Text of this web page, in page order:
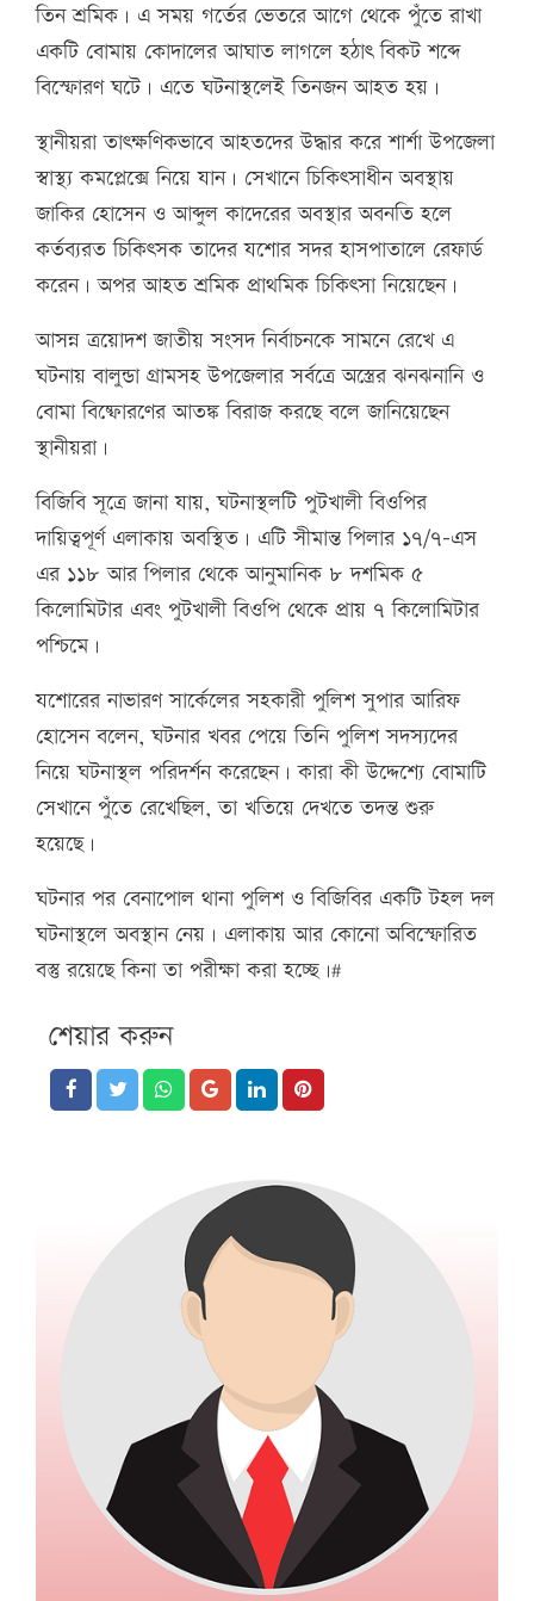
তিন শ্রমিক। এ সময় গর্তের ভেতরে আগে থেকে পুঁতে রাখা
একটি বোমায় কোদালের আঘাত লাগলে হঠাৎ বিকট শব্দে
বিস্ফোরণ ঘটে। এতে ঘটনাস্থলেই তিনজন আহত হয়।
স্থানীয়রা তাৎক্ষণিকভাবে আহতদের উদ্ধার করে শার্শা উপজেলা
স্বাস্থ্য কমপ্লেক্সে নিয়ে যান। সেখানে চিকিৎসাধীন অবস্থায়
জাকির হোসেন ও আব্দুল কাদেরের অবস্থার অবনতি হলে
কর্তব্যরত চিকিৎসক তাদের যশোর সদর হাসপাতালে রেফার্ড
করেন। অপর আহত শ্রমিক প্রাথমিক চিকিৎসা নিয়েছেন।
আসন্ন ত্রয়োদশ জাতীয় সংসদ নির্বাচনকে সামনে রেখে এ
ঘটনায় বালুন্ডা গ্রামসহ উপজেলার সর্বত্রে অস্ত্রের ঝনঝনানি ও
বোমা বিষ্ফোরণের আতঙ্ক বিরাজ করছে বলে জানিয়েছেন
স্থানীয়রা।
বিজিবি সূত্রে জানা যায়, ঘটনাস্থলটি পুটখালী বিওপির
দায়িত্বপূর্ণ এলাকায় অবস্থিত। এটি সীমান্ত পিলার ১৭/৭-এস
এর ১১৮ আর পিলার থেকে আনুমানিক ৮ দশমিক ৫
কিলোমিটার এবং পুটখালী বিওপি থেকে প্রায় ৭ কিলোমিটার
পশ্চিমে।
যশোরের নাভারণ সার্কেলের সহকারী পুলিশ সুপার আরিফ
হোসেন বলেন, ঘটনার খবর পেয়ে তিনি পুলিশ সদস্যদের
নিয়ে ঘটনাস্থল পরিদর্শন করেছেন। কারা কী উদ্দেশ্যে বোমাটি
সেখানে পুঁতে রেখেছিল, তা খতিয়ে দেখতে তদন্ত শুরু
হয়েছে।
ঘটনার পর বেনাপোল থানা পুলিশ ও বিজিবির একটি টহল দল
ঘটনাস্থলে অবস্থান নেয়। এলাকায় আর কোনো অবিস্ফোরিত
বস্তু রয়েছে কিনা তা পরীক্ষা করা হচ্ছে।#
শেয়ার করুন